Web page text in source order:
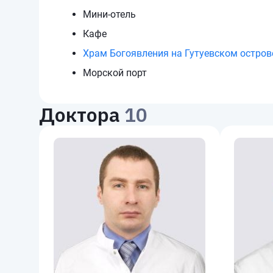
Мини-отель
Кафе
Храм Богоявления на Гутуевском
Морской порт
Доктора 10